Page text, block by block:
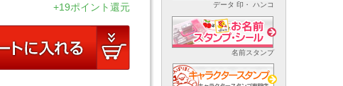
+19ポイント還元 データ 印・ ハンコ
名前スタンプ